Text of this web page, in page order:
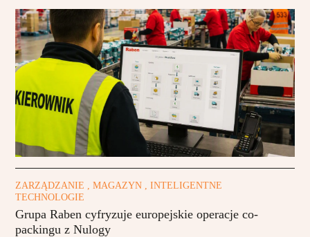
ZARZĄDZANIE , MAGAZYN , INTELIGENTNE
TECHNOLOGIE
Grupa Raben cyfryzuje europejskie operacje co-
packingu z Nulogy